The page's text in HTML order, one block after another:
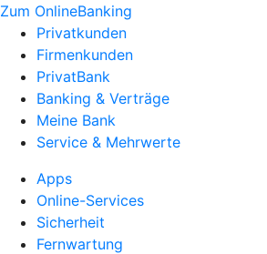
Zum OnlineBanking
Privatkunden
Firmenkunden
PrivatBank
Banking & Verträge
Meine Bank
Service & Mehrwerte
Apps
Online-Services
Sicherheit
Fernwartung